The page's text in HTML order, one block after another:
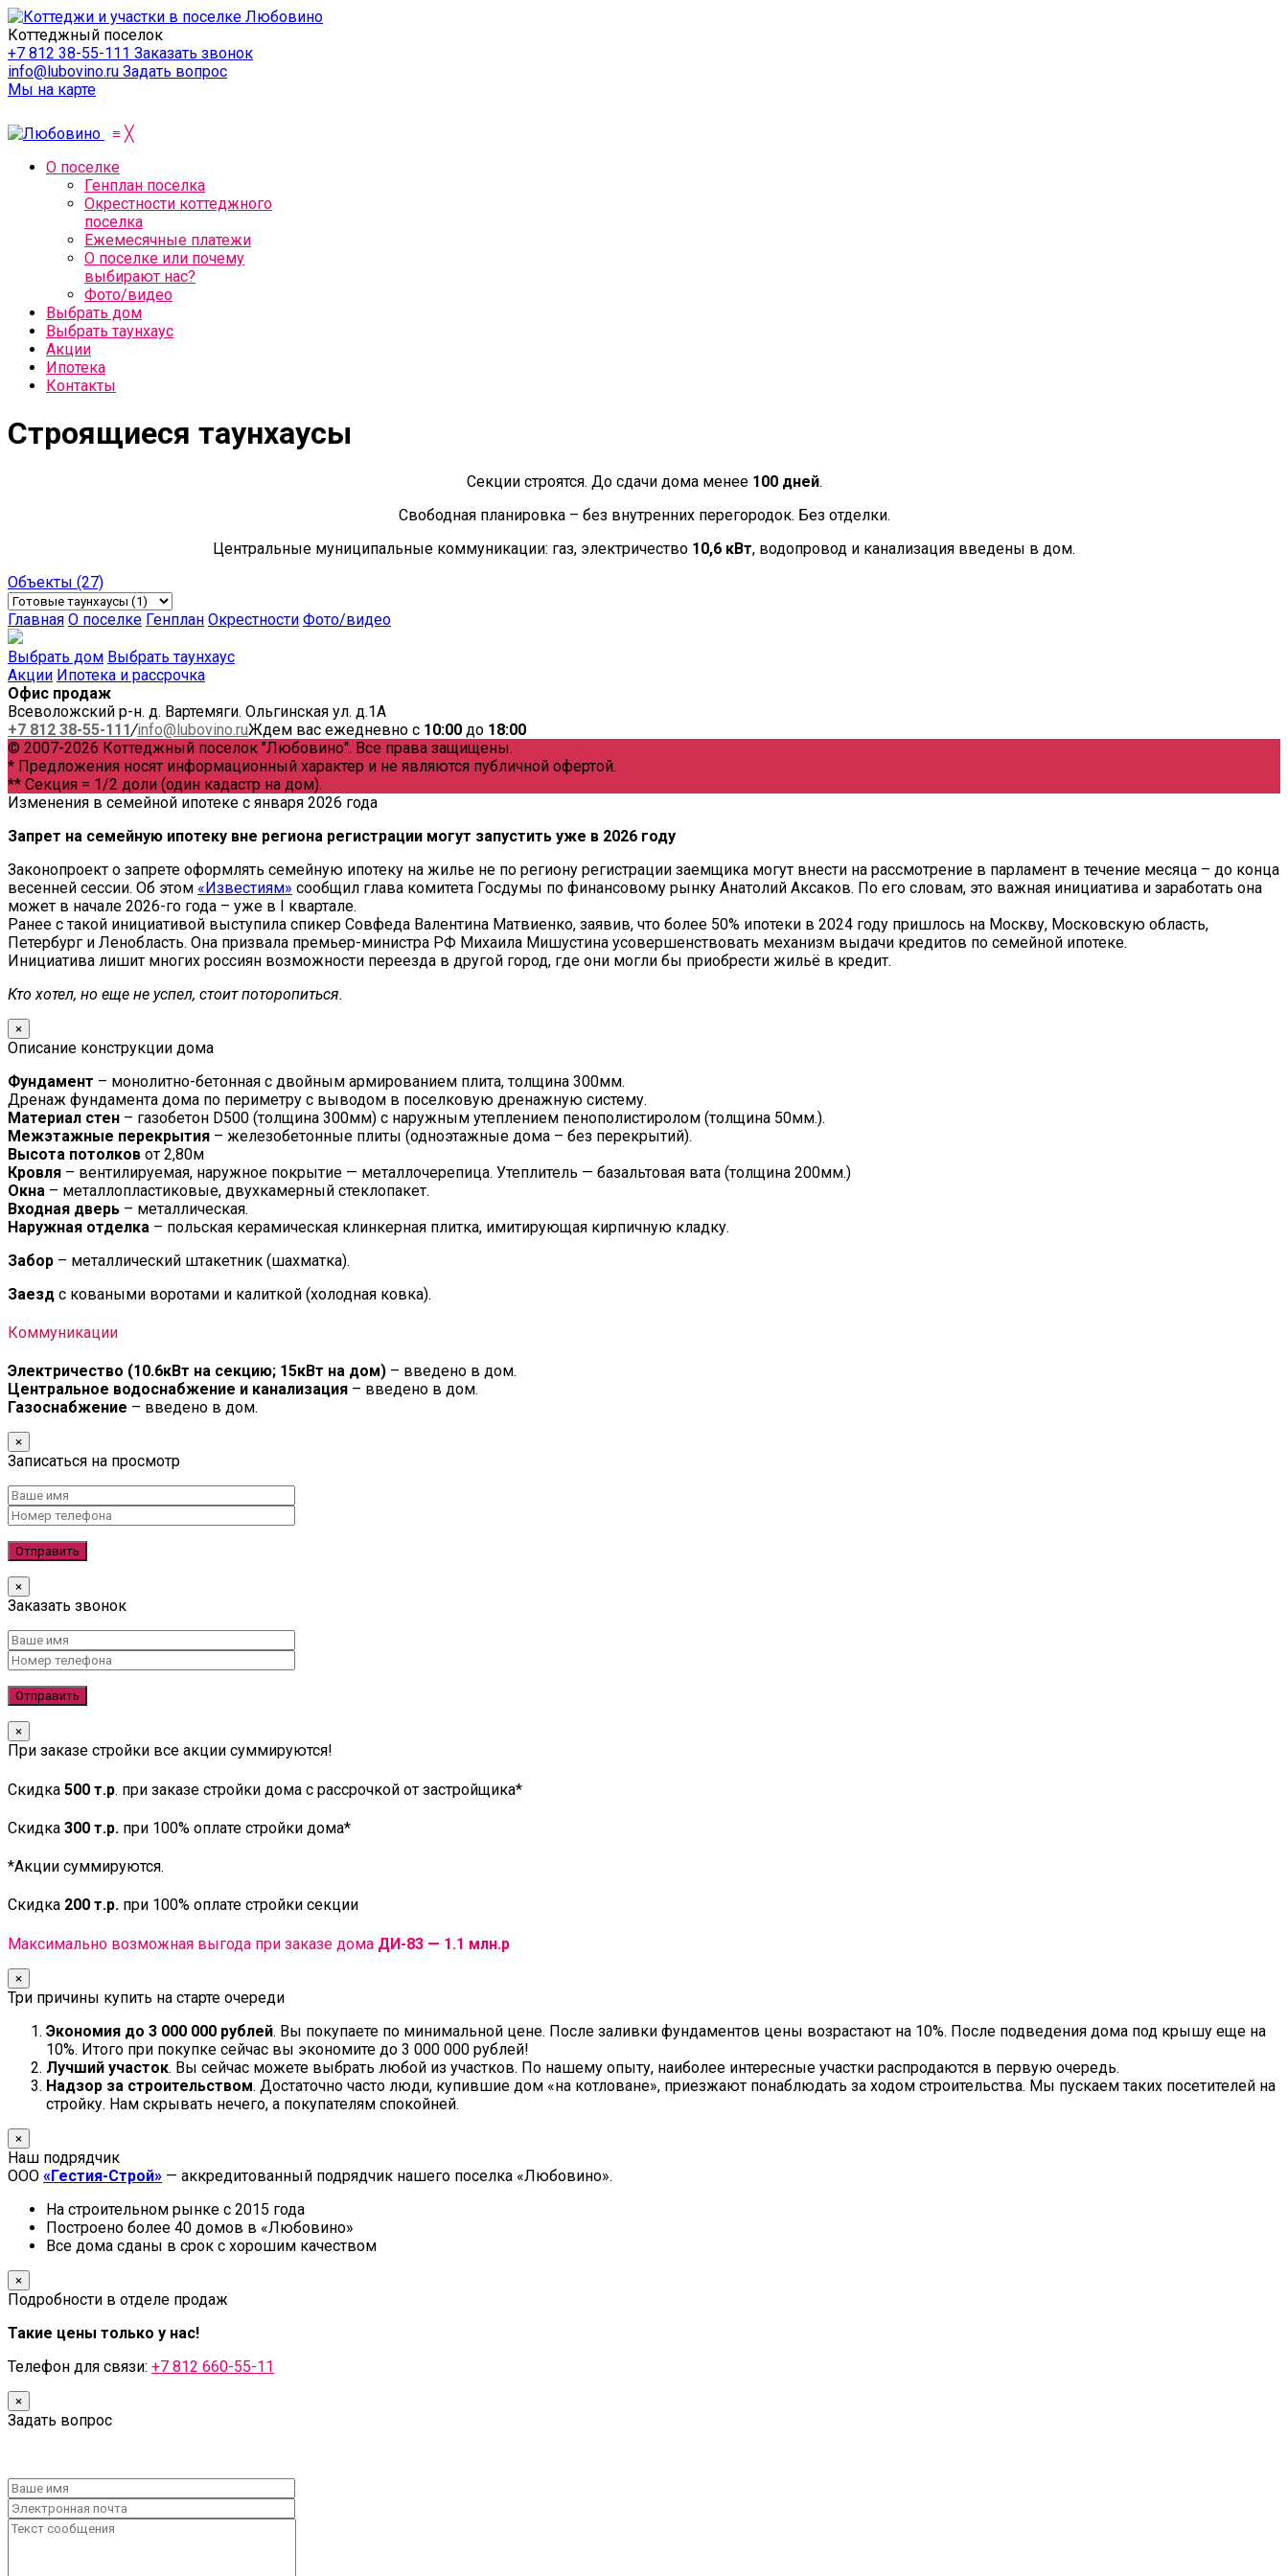
Коттеджный поселок
+7 812 38-55-111 Заказать звонок
info@lubovino.ru Задать вопрос
Мы на карте
≡ ╳
О поселке
Генплан поселка
Окрестности коттеджного
поселка
Ежемесячные платежи
О поселке или почему
выбирают нас?
Фото/видео
Выбрать дом
Выбрать таунхаус
Акции
Ипотека
Контакты
Строящиеся таунхаусы
Секции строятся. До сдачи дома менее 100 дней.
Свободная планировка – без внутренних перегородок. Без отделки.
Центральные муниципальные коммуникации: газ, электричество 10,6 кВт, водопровод и канализация введены в дом.
Объекты (27)
Главная О поселке Генплан Окрестности Фото/видео
Выбрать дом Выбрать таунхаус
Акции Ипотека и рассрочка
Офис продаж
Всеволожский р-н. д. Вартемяги. Ольгинская ул. д.1А
+7 812 38-55-111/info@lubovino.ruЖдем вас ежедневно с 10:00 до 18:00
© 2007-2026 Коттеджный поселок "Любовино". Все права защищены.
* Предложения носят информационный характер и не являются публичной офертой.
** Секция = 1/2 доли (один кадастр на дом).
Изменения в семейной ипотеке с января 2026 года
Запрет на семейную ипотеку вне региона регистрации могут запустить уже в 2026 году
Законопроект о запрете оформлять семейную ипотеку на жилье не по региону регистрации заемщика могут внести на рассмотрение в парламент в течение месяца – до конца
весенней сессии. Об этом «Известиям» сообщил глава комитета Госдумы по финансовому рынку Анатолий Аксаков. По его словам, это важная инициатива и заработать она
может в начале 2026-го года – уже в I квартале.
Ранее с такой инициативой выступила спикер Совфеда Валентина Матвиенко, заявив, что более 50% ипотеки в 2024 году пришлось на Москву, Московскую область,
Петербург и Ленобласть. Она призвала премьер-министра РФ Михаила Мишустина усовершенствовать механизм выдачи кредитов по семейной ипотеке.
Инициатива лишит многих россиян возможности переезда в другой город, где они могли бы приобрести жильё в кредит.
Кто хотел, но еще не успел, стоит поторопиться.
×
Описание конструкции дома
Фундамент – монолитно-бетонная с двойным армированием плита, толщина 300мм.
Дренаж фундамента дома по периметру с выводом в поселковую дренажную систему.
Материал стен – газобетон D500 (толщина 300мм) с наружным утеплением пенополистиролом (толщина 50мм.).
Межэтажные перекрытия – железобетонные плиты (одноэтажные дома – без перекрытий).
Высота потолков от 2,80м
Кровля – вентилируемая, наружное покрытие — металлочерепица. Утеплитель — базальтовая вата (толщина 200мм.)
Окна – металлопластиковые, двухкамерный стеклопакет.
Входная дверь – металлическая.
Наружная отделка – польская керамическая клинкерная плитка, имитирующая кирпичную кладку.
Забор – металлический штакетник (шахматка).
Заезд с коваными воротами и калиткой (холодная ковка).
Коммуникации
Электричество (10.6кВт на секцию; 15кВт на дом) – введено в дом.
Центральное водоснабжение и канализация – введено в дом.
Газоснабжение – введено в дом.
×
Записаться на просмотр
×
Заказать звонок
×
При заказе стройки все акции суммируются!
Скидка 500 т.р. при заказе стройки дома с рассрочкой от застройщика*
Скидка 300 т.р. при 100% оплате стройки дома*
*Акции суммируются.
Скидка 200 т.р. при 100% оплате стройки секции
Максимально возможная выгода при заказе дома ДИ-83 — 1.1 млн.р
×
Три причины купить на старте очереди
Экономия до 3 000 000 рублей. Вы покупаете по минимальной цене. После заливки фундаментов цены возрастают на 10%. После подведения дома под крышу еще на
10%. Итого при покупке сейчас вы экономите до 3 000 000 рублей!
Лучший участок. Вы сейчас можете выбрать любой из участков. По нашему опыту, наиболее интересные участки распродаются в первую очередь.
Надзор за строительством. Достаточно часто люди, купившие дом «на котловане», приезжают понаблюдать за ходом строительства. Мы пускаем таких посетителей на
стройку. Нам скрывать нечего, а покупателям спокойней.
×
Наш подрядчик
ООО «Гестия-Строй» — аккредитованный подрядчик нашего поселка «Любовино».
На строительном рынке с 2015 года
Построено более 40 домов в «Любовино»
Все дома сданы в срок с хорошим качеством
×
Подробности в отделе продаж
Такие цены только у нас!
Телефон для связи: +7 812 660-55-11
×
Задать вопрос